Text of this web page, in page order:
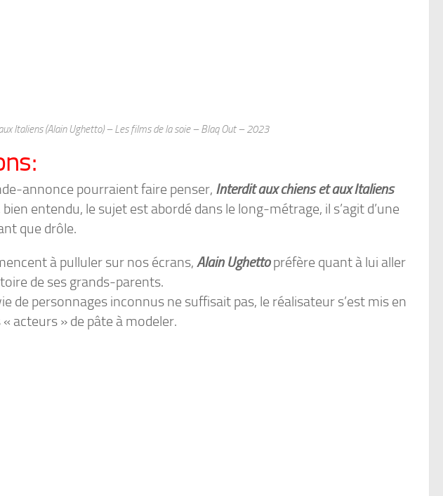
Italiens (Alain Ughetto) – Les films de la soie – Blaq Out – 2023
annonce pourraient faire penser, Interdit aux chiens et aux Italiens
entendu, le sujet est abordé dans le long-métrage, il s’agit d’une
que drôle.
à pulluler sur nos écrans, Alain Ughettopréfère quant à lui aller
de ses grands-parents.
de personnages inconnus ne suffisait pas, le réalisateur s’est mis en
acteurs » de pâte à modeler.